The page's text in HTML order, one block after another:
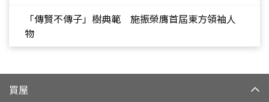
「傳賢不傳子」樹典範 施振榮膺首屆東方領袖人
物
買屋